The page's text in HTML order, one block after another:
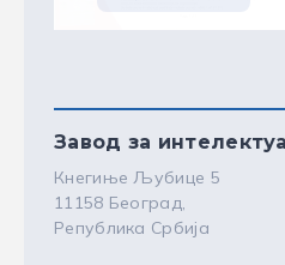
Завод за
Кнегиње Љубице 5
11158 Београд,
Република Србија